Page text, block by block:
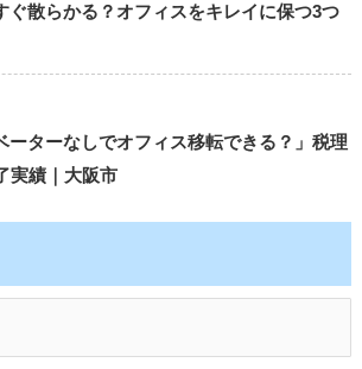
ぐ散らかる？オフィスをキレイに保つ3つ
ーターなしでオフィス移転できる？」税理
実績｜大阪市